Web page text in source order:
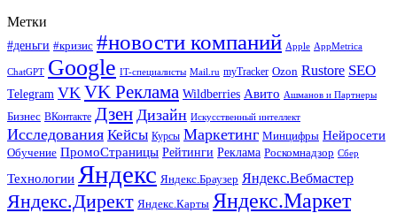
Метки
#деньги #кризис #новости компаний Apple AppMetrica
ChatGPT Google IT-специалисты Mail.ru myTracker Ozon Rustore SEO
Telegram VK VK Реклама Wildberries Авито Ашманов и Партнеры
Бизнес ВКонтакте Дзен Дизайн Искусственный интеллект
Исследования Кейсы Курсы Маркетинг Минцифры Нейросети
Обучение ПромоСтраницы Рейтинги Реклама Роскомнадзор Сбер
Технологии Яндекс Яндекс.Браузер Яндекс.Вебмастер
Яндекс.Директ Яндекс.Карты Яндекс.Маркет